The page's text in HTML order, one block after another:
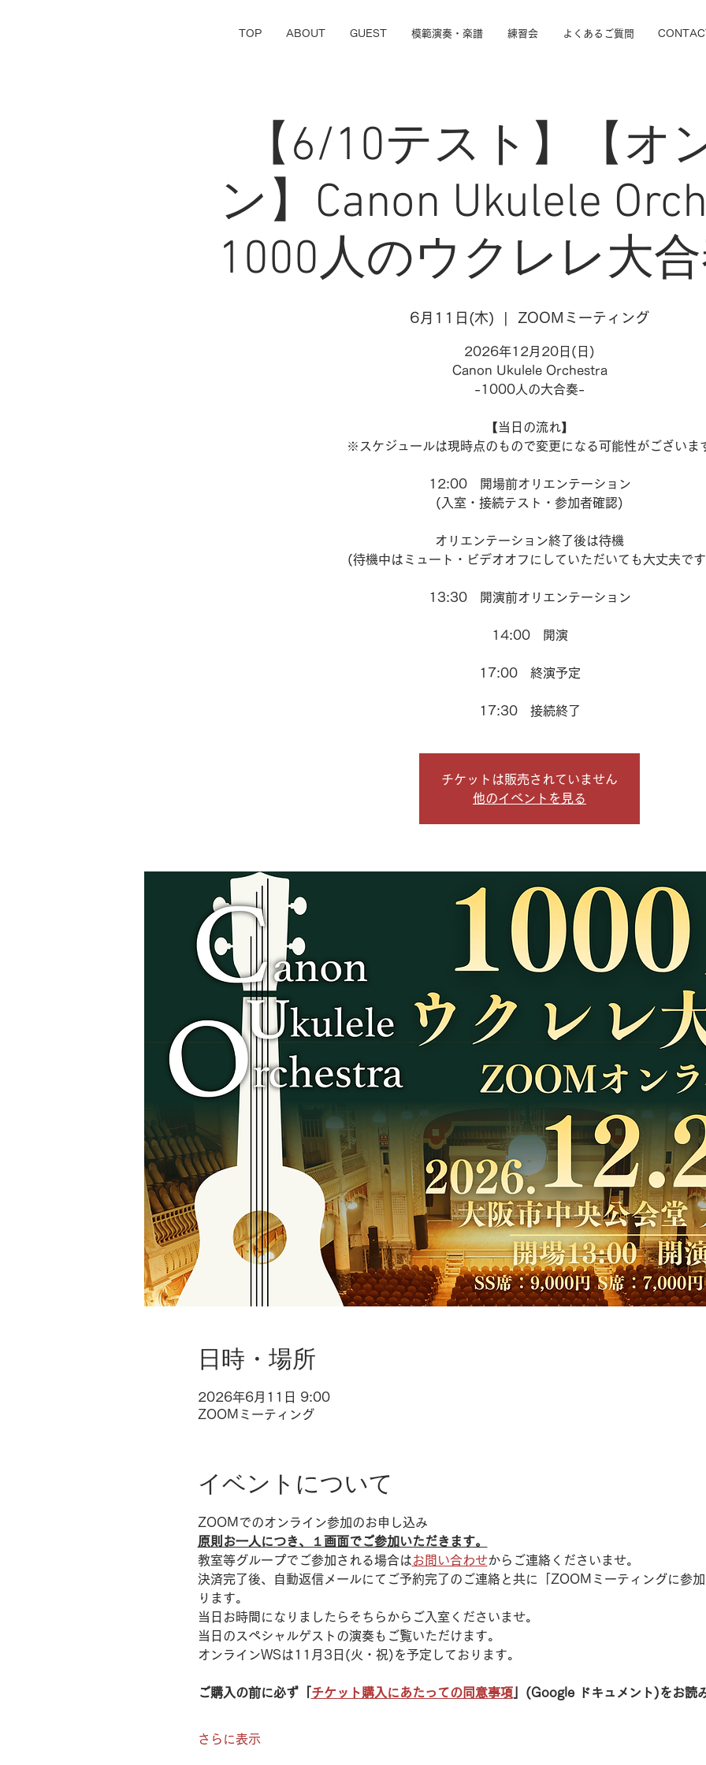
TOP ABOUT GUEST 模範演奏・楽譜 練習会 よくあるご質問
【6/10テスト】【オ
ン】Canon Ukulele
1000人のウクレレ大
6月11日(木) ZOOMミーティング
2026年12月20日(日)
Canon Ukulele Orchestra
-1000人の大合奏-
【当日の流れ】
※スケジュールは現時点のもので変更になる可能性がございま
12:00 開場前オリエンテーション
(入室・接続テスト・参加者確認)
オリエンテーション終了後は待機
(待機中はミュート・ビデオオフにしていただいても大丈夫で
13:30 開演前オリエンテーション
14:00 開演
17:00 終演予定
17:30 接続終了
チケットは販売されていません
他のイベントを見る
日時・場所
2026年6月11日 9:00
ZOOMミーティング
イベントについて
ZOOMでのオンライン参加のお申し込み
原則お一人につき、１画面でご参加いただきます。
教室等グループでご参加される場合はお問い合わせからご連絡くださいませ。
決済完了後、自動返信メールにてご予約完了のご連絡と共に「ZOOMミーティングに参
ります。
当日お時間になりましたらそちらからご入室くださいませ。
当日のスペシャルゲストの演奏もご覧いただけます。
オンラインWSは11月3日(火・祝)を予定しております。
ご購入の前に必ず「 チケット購入にあたっての同意事項」(Google ドキュメント)をお読
さらに表示